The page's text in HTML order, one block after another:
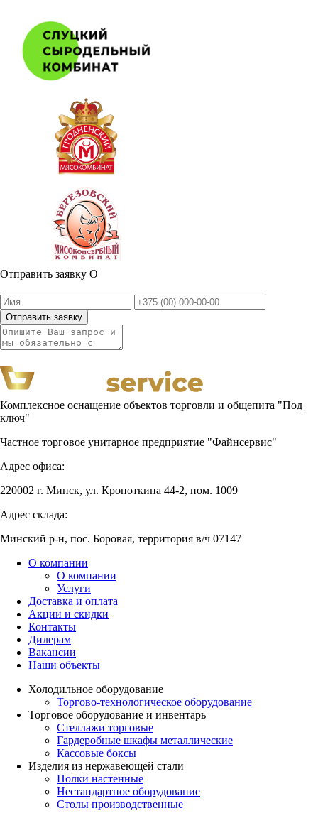
Отправить заявку О
Отправить заявку
Комплексное оснащение объектов торговли и общепита "Под
ключ"
Частное торговое унитарное предприятие "Файнсервис"
Адрес офиса:
220002 г. Минск, ул. Кропоткина 44-2, пом. 1009
Адрес склада:
Минский р-н, пос. Боровая, территория в/ч 07147
О компании
О компании
Услуги
Доставка и оплата
Акции и скидки
Контакты
Дилерам
Вакансии
Наши объекты
Холодильное оборудование
Торгово-технологическое оборудование
Торговое оборудование и инвентарь
Стеллажи торговые
Гардеробные шкафы металлические
Кассовые боксы
Изделия из нержавеющей стали
Полки настенные
Нестандартное оборудование
Столы производственные